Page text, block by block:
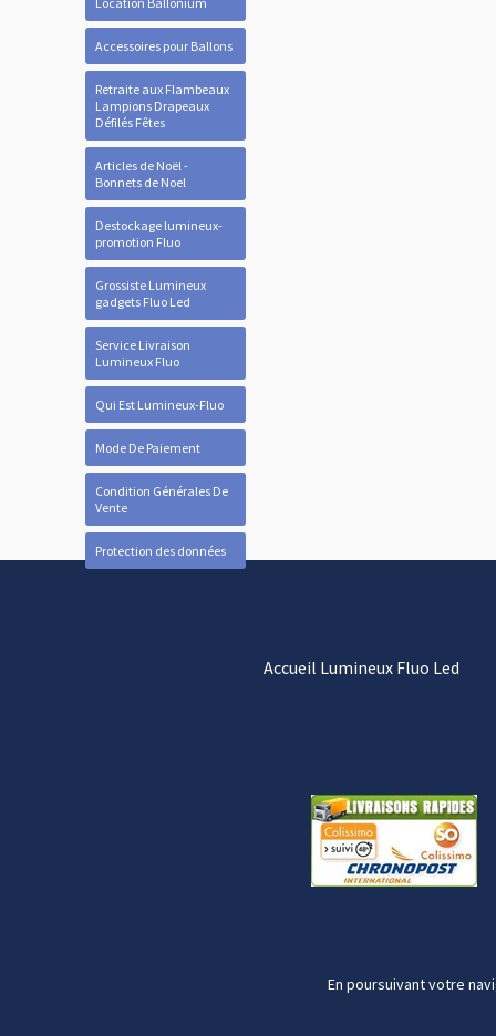
Accessoires pour Ballons
Retraite aux Flambeaux
Lampions Drapeaux
Défilés Fêtes
Articles de Noël -
Bonnets de Noel
Destockage lumineux-
promotion Fluo
Grossiste Lumineux
gadgets Fluo Led
Service Livraison
Lumineux Fluo
Qui Est Lumineux-Fluo
Mode De Paiement
Condition Générales De
Vente
Protection des données
Accueil Lumineux Fluo Led
En poursuivant votre